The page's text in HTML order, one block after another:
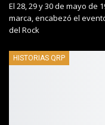
El 28, 29 y 30 de mayo de
marca, encabezó el
del Rock
HISTORIAS QRP